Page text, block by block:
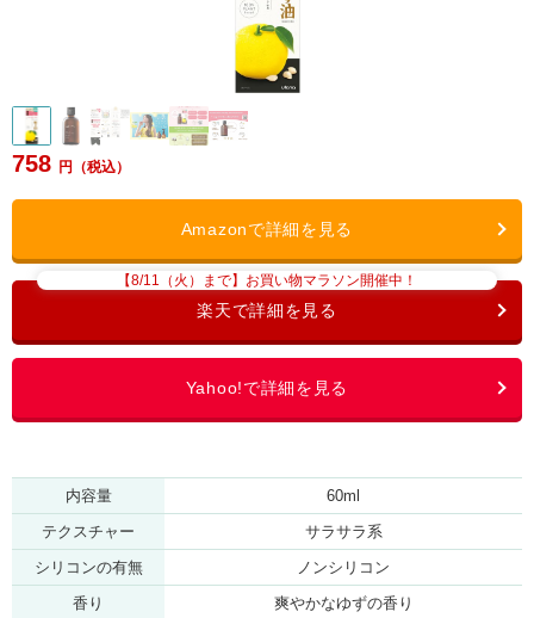
758
【8/11（火）まで】お買い物マラソン開催中！
内容量
60ml
テクスチャー
サラサラ系
シリコンの有無
ノンシリコン
香り
爽やかなゆずの香り